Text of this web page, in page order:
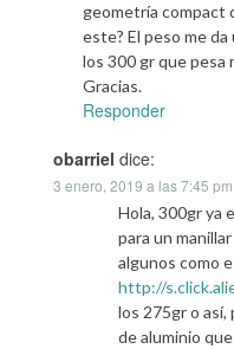
geometría compact
este? El peso me
los 300 gr que pesa
Gracias.
Responder
obarriel dice:
3 enero, 2019 a las 7:45 pm
Hola, 300gr ya
para un
algunos como
http://
los 275gr o así,
de aluminio